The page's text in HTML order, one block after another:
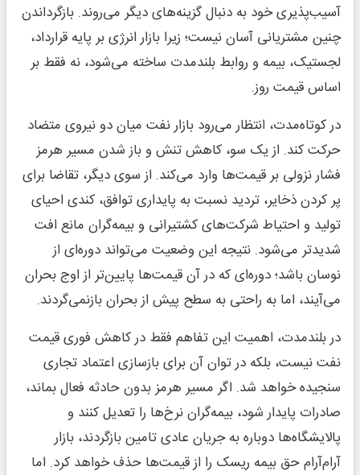
آسیب‌پذیری خود به دنبال گزینه‌های دیگر می‌روند. بازگرداندن
چنین مشتریانی آسان نیست؛ زیرا بازار انرژی بر پایه قرارداد،
لجستیک، بیمه و روابط بلندمدت ساخته می‌شود، نه فقط بر
اساس قیمت روز.
در کوتاه‌مدت، انتظار می‌رود بازار نفت میان دو نیروی متضاد
حرکت کند. از یک سو، کاهش تنش و باز شدن مسیر هرمز
فشار نزولی بر قیمت‌ها وارد می‌کند. از سوی دیگر، تقاضا برای
پر کردن ذخایر، تردید نسبت به پایداری توافق، کندی احیای
تولید و احتیاط شرکت‌های کشتیرانی و بیمه‌گران مانع افت
شدیدتر می‌شود. نتیجه این وضعیت می‌تواند دوره‌ای از
نوسان باشد؛ دوره‌ای که در آن قیمت‌ها پایین‌تر از اوج بحران
می‌آیند، اما به راحتی به سطح پیش از بحران بازنمی‌گردند.
در بلندمدت، اهمیت این تفاهم فقط در کاهش فوری قیمت
نفت نیست، بلکه در توان آن برای بازسازی اعتماد تجاری
سنجیده خواهد شد. اگر مسیر هرمز بدون حادثه فعال بماند،
صادرات پایدار شود، بیمه‌گران نرخ‌ها را تعدیل کنند و
پالایشگاه‌ها دوباره به جریان عادی تامین بازگردند، بازار
آرام‌آرام حق بیمه ریسک را از قیمت‌ها حذف خواهد کرد. اما